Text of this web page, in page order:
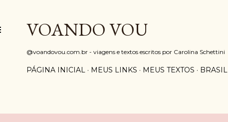
VOANDO VOU
@voandovou.com.br - viagens e textos escritos por Carolina Schettini
PÁGINA INICIAL MEUS LINKS MEUS TEXTOS BRASIL